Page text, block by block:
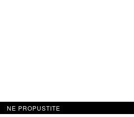
NE PROPUSTITE